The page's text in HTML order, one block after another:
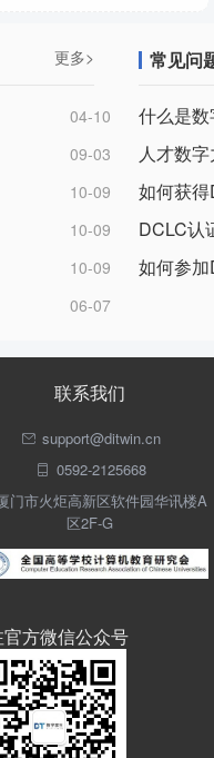
更多>
04-10
09-03
10-09
10-09
10-09
06-07
常见问
什么是
人才数
如何获
DCLC认
如何参
联系我们
support@ditwin.cn
0592-2125668
门市火炬高新区软件园华讯楼A
区2F-G
官方微信公众号